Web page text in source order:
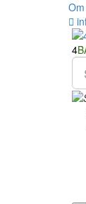
4